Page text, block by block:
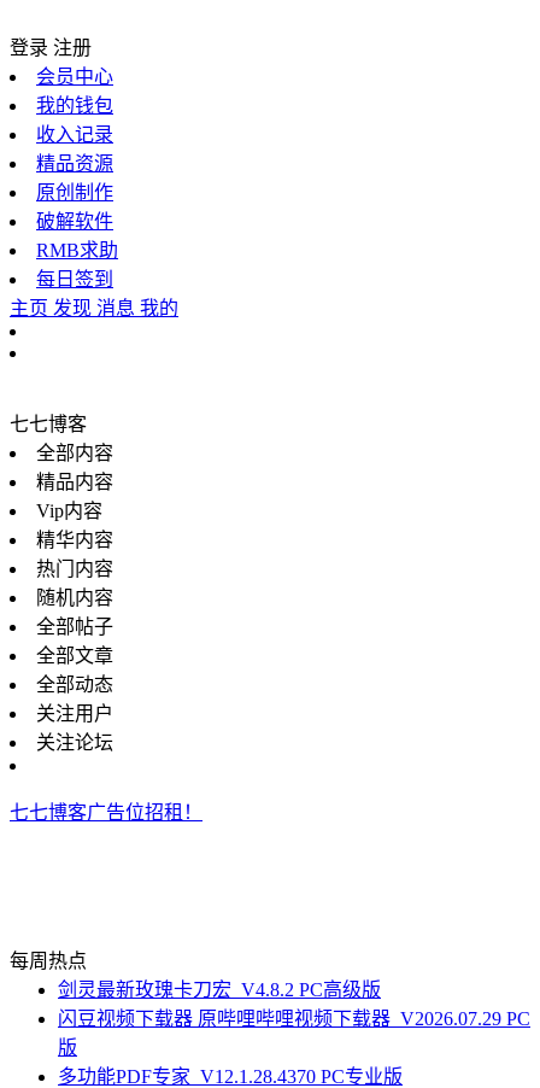
登录 注册
会员中心
我的钱包
收入记录
精品资源
原创制作
破解软件
RMB求助
每日签到
主页 发现 消息 我的
七七博客
全部内容
精品内容
Vip内容
精华内容
热门内容
随机内容
全部帖子
全部文章
全部动态
关注用户
关注论坛
七七博客广告位招租！
每周热点
剑灵最新玫瑰卡刀宏_V4.8.2 PC高级版
闪豆视频下载器 原哔哩哔哩视频下载器_V2026.07.29 PC
版
多功能PDF专家_V12.1.28.4370 PC专业版